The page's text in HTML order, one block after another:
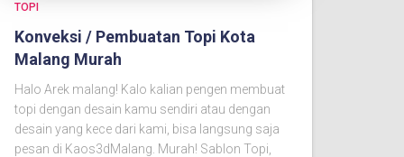
TOPI
Konveksi / Pembuatan Topi Kota
Malang Murah
Halo Arek malang! Kalo kalian pengen membuat
topi dengan desain kamu sendiri atau dengan
desain yang kece dari kami, bisa langsung saja
pesan di Kaos3dMalang. Murah! Sablon Topi,